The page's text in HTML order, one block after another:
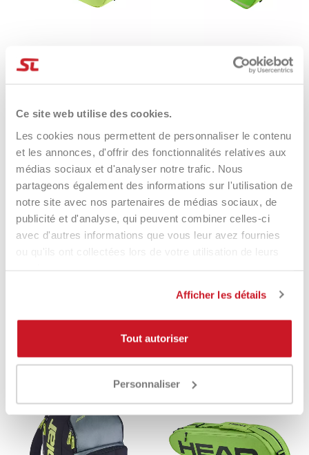
Ce site web utilise des cookies.
Les cookies nous permettent de personnaliser le contenu
et les annonces, d'offrir des fonctionnalités relatives aux
médias sociaux et d'analyser notre trafic. Nous
partageons également des informations sur l'utilisation de
notre site avec nos partenaires de médias sociaux, de
publicité et d'analyse, qui peuvent combiner celles-ci
avec d'autres informations que vous leur avez fournies
Afficher les détails
Tout autoriser
Personnaliser
Head Bag Tour L SG
Head Bag Tour L Green 2026
-30%
89,95 €
63,50 €
-15%
89,95 €
76,90 €